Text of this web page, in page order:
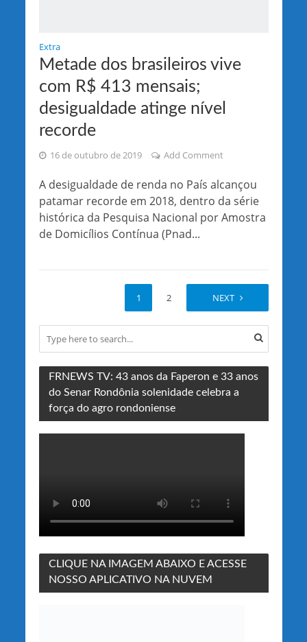
Extra
Metade dos brasileiros vive
com R$ 413 mensais;
desigualdade atinge nível
recorde
16 de outubro de 2019 Add Comment
A desigualdade de renda no País alcançou
patamar recorde em 2018, dentro da série
histórica da Pesquisa Nacional por Amostra
de Domicílios Contínua (Pnad...
1 2 NEXT
FRNEWS TV: 43 anos da Faperon e 33 anos
do Senar Rondônia solenidade celebra a
força do agro rondoniense
CLIQUE NA IMAGEM ABAIXO E ACESSE
NOSSO APLICATIVO NA NUVEM